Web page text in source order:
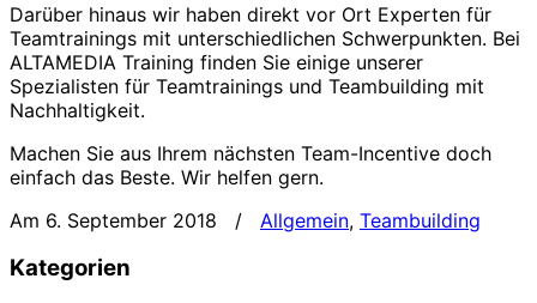
Darüber hinaus wir haben direkt vor Ort Experten für
Teamtrainings mit unterschiedlichen Schwerpunkten. Bei
ALTAMEDIA Training finden Sie einige unserer
Spezialisten für Teamtrainings und Teambuilding mit
Nachhaltigkeit.
Machen Sie aus Ihrem nächsten Team-Incentive doch
einfach das Beste. Wir helfen gern.
Am 6. September 2018
/ Allgemein, Teambuilding
Kategorien